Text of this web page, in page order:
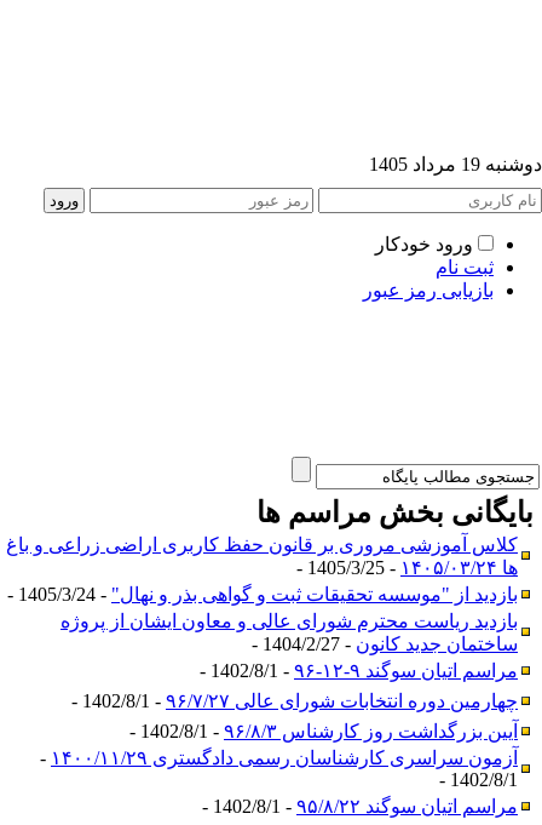
19 مرداد 1405
ورود خودکار
ثبت نام
بازیابی رمز عبور
بخش مراسم ها
کلاس آموزشی مروری بر قانون حفظ کاربری اراضی زراعی و باغ
ها ۱۴۰۵/۰۳/۲۴
- 1405/3/25 -
بازدید از "موسسه تحقیقات ثبت و گواهی بذر و نهال" - 1405/3/24 -
بازدید ریاست محترم شورای عالی و معاون ایشان از پروژه
ساختمان جدید کانون- 1404/2/27 -
مراسم اتیان سوگند ۹-۱۲-۹۶
- 1402/8/1 -
چهارمین دوره انتخابات شورای عالی ۹۶/۷/۲۷
- 1402/8/1 -
آیین بزرگداشت روز کارشناس ۹۶/۸/۳
- 1402/8/1 -
آزمون سراسری کارشناسان رسمی دادگستری ۱۴۰۰/۱۱/۲۹
-
1402/8/1 -
مراسم اتیان سوگند ۹۵/۸/۲۲
- 1402/8/1 -